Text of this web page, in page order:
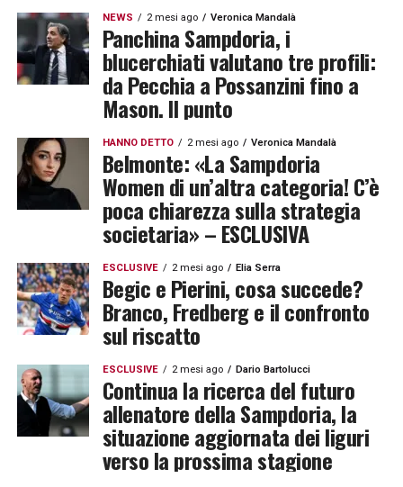
NEWS 2 mesi ago Veronica Mandalà
Panchina Sampdoria, i
blucerchiati valutano tre profili:
da Pecchia a Possanzini fino a
Mason. Il punto
HANNO DETTO 2 mesi ago Veronica Mandalà
Belmonte: «La Sampdoria
Women di un’altra categoria! C’è
poca chiarezza sulla strategia
societaria» – ESCLUSIVA
ESCLUSIVE 2 mesi ago Elia Serra
Begic e Pierini, cosa succede?
Branco, Fredberg e il confronto
sul riscatto
ESCLUSIVE 2 mesi ago Dario Bartolucci
Continua la ricerca del futuro
allenatore della Sampdoria, la
situazione aggiornata dei liguri
verso la prossima stagione